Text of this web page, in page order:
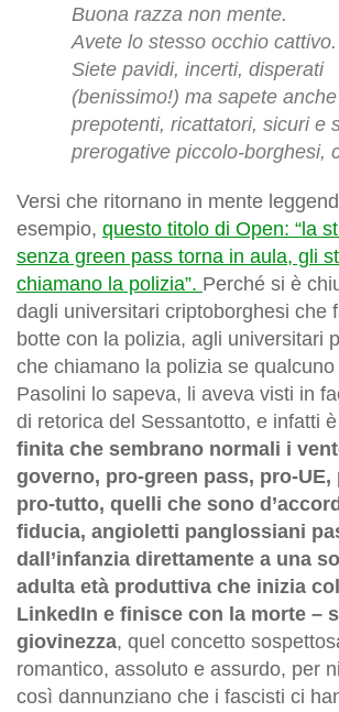
Buona razza non mente.
Avete lo stesso occhio cattivo.
Siete pavidi, incerti, disperati
(benissimo!) ma sapete
prepotenti, ricattatori, sicuri e
prerogative piccolo-borghesi,
Versi che ritornano in mente
esempio, questo titolo di Open: “la
senza green pass torna in aula, gli
chiamano la polizia”. Perché si è
dagli universitari criptoborghesi che
botte con la polizia, agli universitari
che chiamano la polizia se
Pasolini lo sapeva, li aveva visti in
di retorica del Sessantotto, e infatti
finita che sembrano normali i
governo, pro-green pass, pro-UE,
pro-tutto, quelli che sono
fiducia, angioletti panglossiani
dall’infanzia direttamente a una
adulta età produttiva che inizia
LinkedIn e finisce con la morte –
giovinezza, quel concetto
romantico, assoluto e assurdo, per
così dannunziano che i fascisti ci